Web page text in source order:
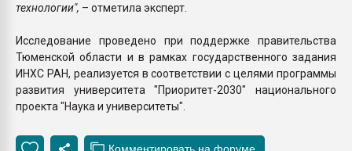
технологии", – отметила эксперт.
Исследование проведено при поддержке правительства
Тюменской области и в рамках государственного задания
ИНХС РАН, реализуется в соответствии с целями программы
развития университета "Приоритет-2030" национального
проекта "Наука и университеты".